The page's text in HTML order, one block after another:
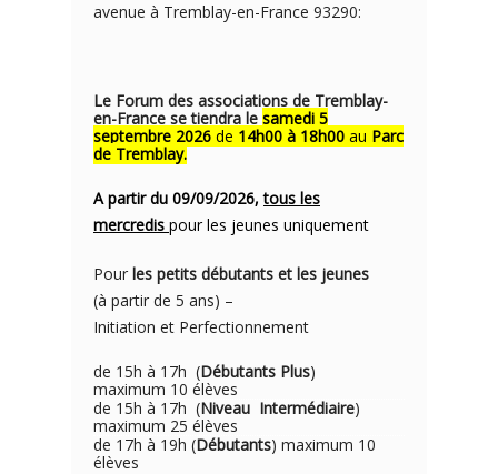
avenue à Tremblay-en-France 93290:
Le Forum des associations de Tremblay-
en-France se tiendra le samedi 5
septembre 2026 de 14h00 à 18h00 au Parc
de Tremblay.
A partir du 09/09/2026,tous les
mercredis pour les jeunes uniquement
Pour les petits débutants et les jeunes
(à partir de 5 ans) –
Initiation et Perfectionnement
de 15h à 17h (Débutants Plus)
maximum 10 élèves
de 15h à 17h (Niveau Intermédiaire)
maximum 25 élèves
de 17h à 19h (Débutants) maximum 10
élèves